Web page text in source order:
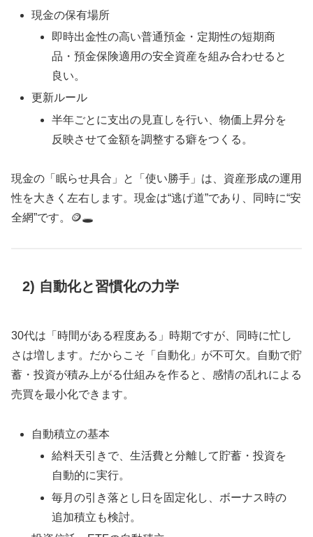
現金の保有場所
即時出金性の高い普通預金・定期性の短期商
品・預金保険適用の安全資産を組み合わせると
良い。
更新ルール
半年ごとに支出の見直しを行い、物価上昇分を
反映させて金額を調整する癖をつくる。
現金の「眠らせ具合」と「使い勝手」は、資産形成の運用
性を大きく左右します。現金は“逃げ道”であり、同時に“安
全網”です。🪙🕳️
2) 自動化と習慣化の力学
30代は「時間がある程度ある」時期ですが、同時に忙し
さは増します。だからこそ「自動化」が不可欠。自動で貯
蓄・投資が積み上がる仕組みを作ると、感情の乱れによる
売買を最小化できます。
自動積立の基本
給料天引きで、生活費と分離して貯蓄・投資を
自動的に実行。
毎月の引き落とし日を固定化し、ボーナス時の
追加積立も検討。